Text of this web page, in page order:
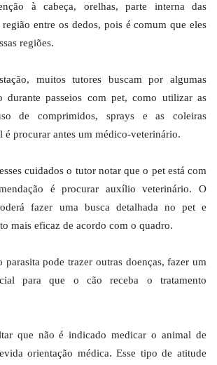
à cabeça, orelhas, parte interna das
região entre os dedos, pois é comum que eles
regiões.
muitos tutores buscam por algumas
durante passeios com pet, como utilizar as
de comprimidos, sprays e as coleiras
é procurar antes um médico-veterinário.
cuidados o tutor notar que o pet está com
é procurar auxílio veterinário. O
fazer uma busca detalhada no pet e
mais eficaz de acordo com o quadro.
pode trazer outras doenças, fazer um
para que o cão receba o tratamento
que não é indicado medicar o animal de
orientação médica. Esse tipo de atitude